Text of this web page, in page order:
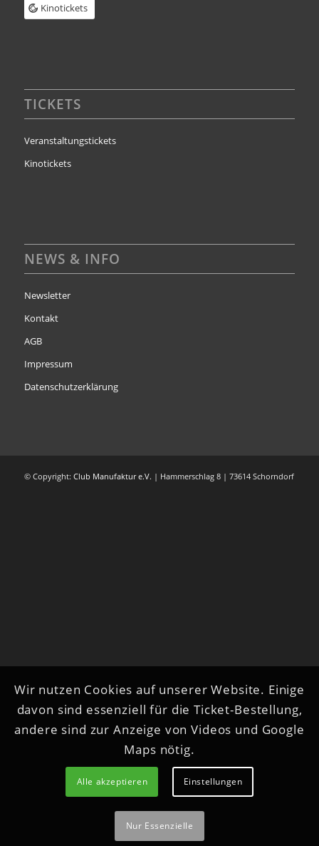
Kinotickets
TICKETS
Veranstaltungstickets
Kinotickets
NEWS & INFO
Newsletter
Kontakt
AGB
Impressum
Datenschutzerklärung
© Copyright: Club Manufaktur e.V. | Hammerschlag 8 | 73614 Schorndorf
Wir nutzen Cookies auf unserer Website. Einige
davon sind essenziell für die Ticket-Bestellung,
andere sind zur Anzeige von Videos und Google
Maps nötig.
Alle akzeptieren Einstellungen
Nur Essenzielle